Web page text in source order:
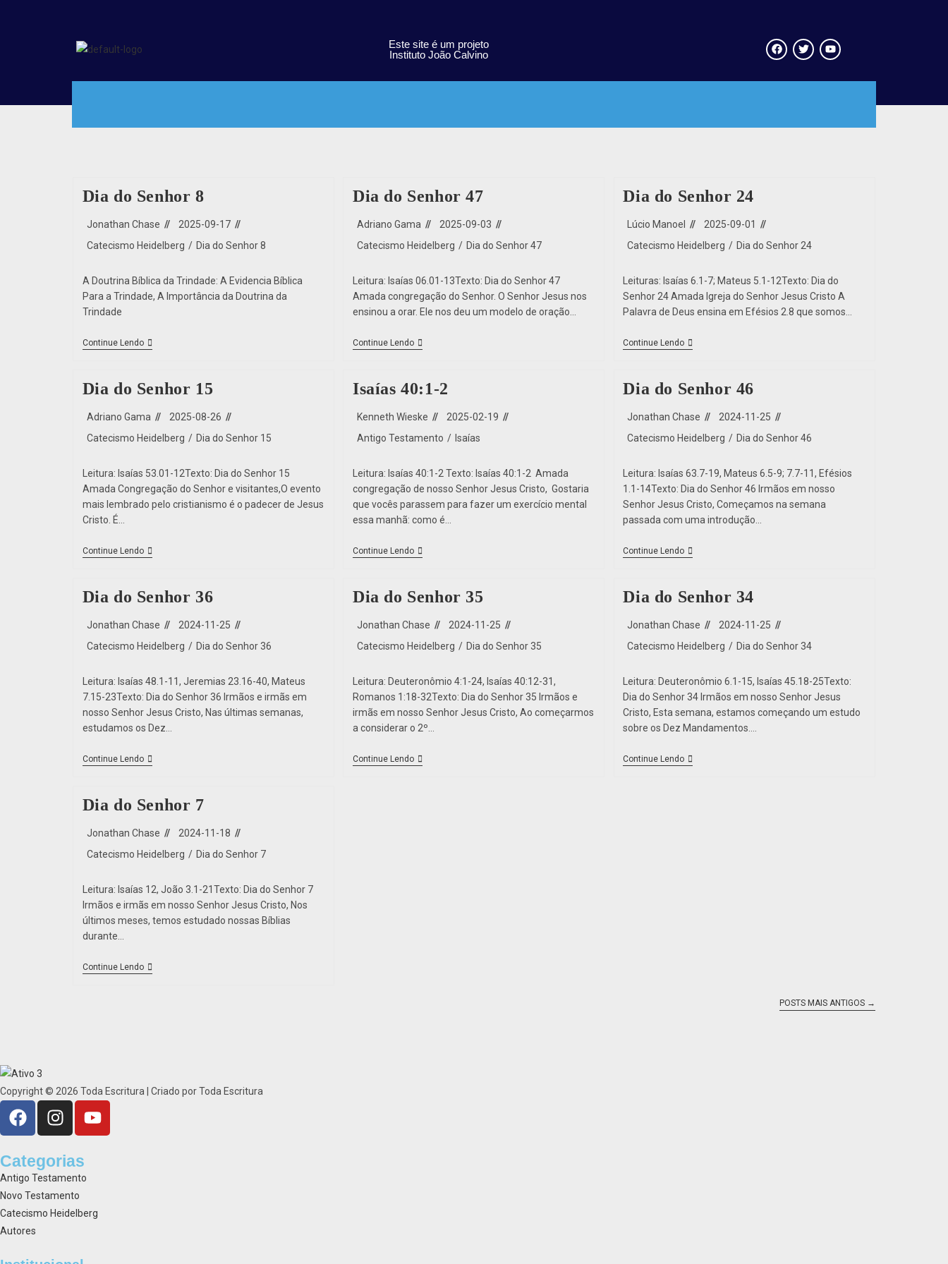
Este site é um projeto
Instituto João Calvino
Dia do Senhor 8
Jonathan Chase
2025-09-17
Catecismo Heidelberg / Dia do Senhor 8
A Doutrina Bíblica da Trindade: A Evidencia Bíblica
Para a Trindade, A Importância da Doutrina da
Trindade
Continue Lendo
Dia do Senhor 47
Adriano Gama
2025-09-03
Catecismo Heidelberg / Dia do Senhor 47
Leitura: Isaías 06.01-13Texto: Dia do Senhor 47
Amada congregação do Senhor. O Senhor Jesus nos
ensinou a orar. Ele nos deu um modelo de oração…
Continue Lendo
Dia do Senhor 24
Lúcio Manoel
2025-09-01
Catecismo Heidelberg / Dia do Senhor 24
Leituras: Isaías 6.1-7; Mateus 5.1-12Texto: Dia do
Senhor 24 Amada Igreja do Senhor Jesus Cristo A
Palavra de Deus ensina em Efésios 2.8 que somos…
Continue Lendo
Dia do Senhor 15
Adriano Gama
2025-08-26
Catecismo Heidelberg / Dia do Senhor 15
Leitura: Isaías 53.01-12Texto: Dia do Senhor 15
Amada Congregação do Senhor e visitantes,O evento
mais lembrado pelo cristianismo é o padecer de Jesus
Cristo. É…
Continue Lendo
Isaías 40:1-2
Kenneth Wieske
2025-02-19
Antigo Testamento / Isaías
Leitura: Isaías 40:1-2 Texto: Isaías 40:1-2 Amada
congregação de nosso Senhor Jesus Cristo, Gostaria
que vocês parassem para fazer um exercício mental
essa manhã: como é…
Continue Lendo
Dia do Senhor 46
Jonathan Chase
2024-11-25
Catecismo Heidelberg / Dia do Senhor 46
Leitura: Isaías 63.7-19, Mateus 6.5-9; 7.7-11, Efésios
1.1-14Texto: Dia do Senhor 46 Irmãos em nosso
Senhor Jesus Cristo, Começamos na semana
passada com uma introdução…
Continue Lendo
Dia do Senhor 36
Jonathan Chase
2024-11-25
Catecismo Heidelberg / Dia do Senhor 36
Leitura: Isaías 48.1-11, Jeremias 23.16-40, Mateus
7.15-23Texto: Dia do Senhor 36 Irmãos e irmãs em
nosso Senhor Jesus Cristo, Nas últimas semanas,
estudamos os Dez…
Continue Lendo
Dia do Senhor 35
Jonathan Chase
2024-11-25
Catecismo Heidelberg / Dia do Senhor 35
Leitura: Deuteronômio 4:1-24, Isaías 40:12-31,
Romanos 1:18-32Texto: Dia do Senhor 35 Irmãos e
irmãs em nosso Senhor Jesus Cristo, Ao começarmos
a considerar o 2º…
Continue Lendo
Dia do Senhor 34
Jonathan Chase
2024-11-25
Catecismo Heidelberg / Dia do Senhor 34
Leitura: Deuteronômio 6.1-15, Isaías 45.18-25Texto:
Dia do Senhor 34 Irmãos em nosso Senhor Jesus
Cristo, Esta semana, estamos começando um estudo
sobre os Dez Mandamentos.…
Continue Lendo
Dia do Senhor 7
Jonathan Chase
2024-11-18
Catecismo Heidelberg / Dia do Senhor 7
Leitura: Isaías 12, João 3.1-21Texto: Dia do Senhor 7
Irmãos e irmãs em nosso Senhor Jesus Cristo, Nos
últimos meses, temos estudado nossas Bíblias
durante…
Continue Lendo
POSTS MAIS ANTIGOS →
Copyright © 2026 Toda Escritura | Criado por Toda Escritura
Categorias
Antigo Testamento
Novo Testamento
Catecismo Heidelberg
Autores